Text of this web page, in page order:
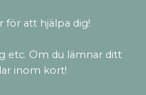
för att hjälpa dig!
etc. Om du lämnar ditt
inom kort!